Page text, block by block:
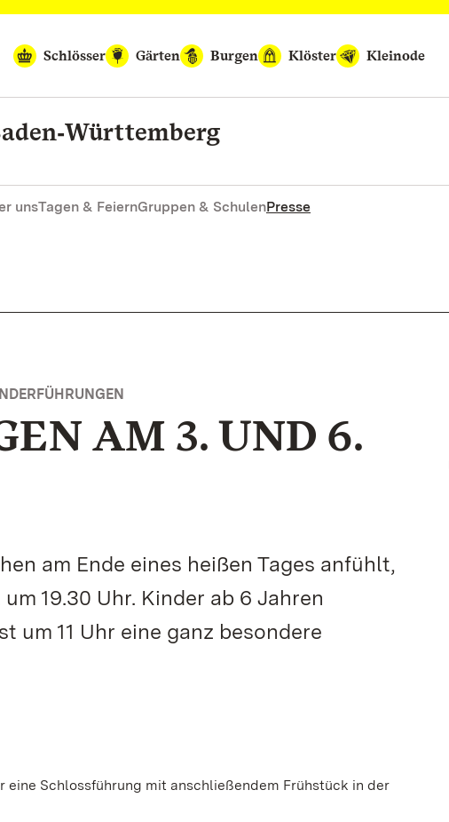
Schlösser
Gärten Burgen Klöster Kleinode
unsTagen & FeiernGruppen & SchulenPresse
AM 3. UND 6.
am Ende eines heißen Tages anfühlt,
19.30 Uhr. Kinder ab 6 Jahren
um 11 Uhr eine ganz besondere
eine Schlossführung mit anschließendem Frühstück in der